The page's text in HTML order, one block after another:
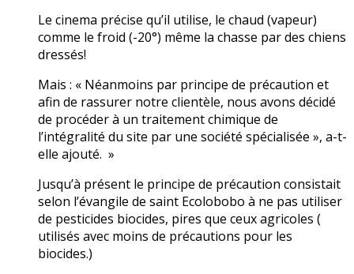
Le cinema précise qu’il utilise, le chaud (vapeur)
comme le froid (-20°) même la chasse par des chiens
dressés!
Mais : « Néanmoins par principe de précaution et
afin de rassurer notre clientèle, nous avons décidé
de procéder à un traitement chimique de
l’intégralité du site par une société spécialisée », a-t-
elle ajouté. »
Jusqu’à présent le principe de précaution consistait
selon l’évangile de saint Ecolobobo à ne pas utiliser
de pesticides biocides, pires que ceux agricoles (
utilisés avec moins de précautions pour les
biocides.)